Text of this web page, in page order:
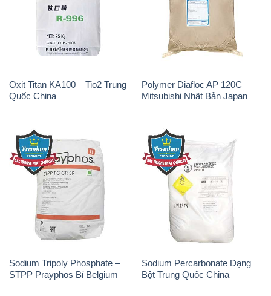
Oxit Titan KA100 – Tio2 Trung
Quốc China
Polymer Diafloc AP 120C
Mitsubishi Nhật Bản Japan
Sodium Tripoly Phosphate –
STPP Prayphos Bỉ Belgium
Sodium Percarbonate Dạng
Bột Trung Quốc China